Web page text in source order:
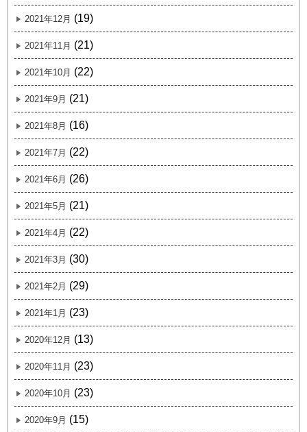
2021年12月 (19)
2021年11月 (21)
2021年10月 (22)
2021年9月 (21)
2021年8月 (16)
2021年7月 (22)
2021年6月 (26)
2021年5月 (21)
2021年4月 (22)
2021年3月 (30)
2021年2月 (29)
2021年1月 (23)
2020年12月 (13)
2020年11月 (23)
2020年10月 (23)
2020年9月 (15)